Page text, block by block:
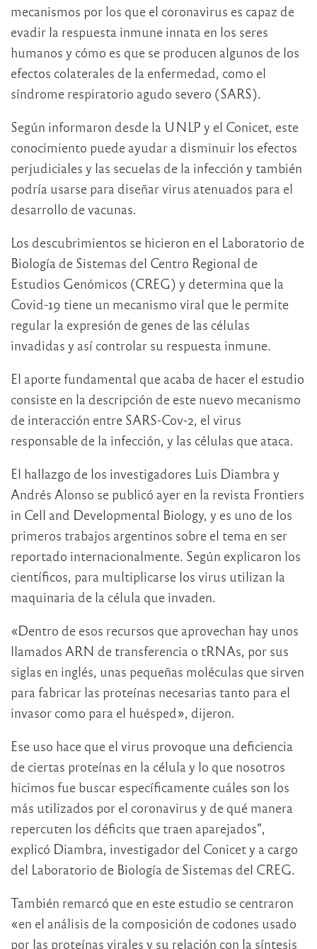
mecanismos por los que el coronavirus es capaz de
evadir la respuesta inmune innata en los seres
humanos y cómo es que se producen algunos de los
efectos colaterales de la enfermedad, como el
síndrome respiratorio agudo severo (SARS).
Según informaron desde la UNLP y el Conicet, este
conocimiento puede ayudar a disminuir los efectos
perjudiciales y las secuelas de la infección y también
podría usarse para diseñar virus atenuados para el
desarrollo de vacunas.
Los descubrimientos se hicieron en el Laboratorio de
Biología de Sistemas del Centro Regional de
Estudios Genómicos (CREG) y determina que la
Covid-19 tiene un mecanismo viral que le permite
regular la expresión de genes de las células
invadidas y así controlar su respuesta inmune.
El aporte fundamental que acaba de hacer el estudio
consiste en la descripción de este nuevo mecanismo
de interacción entre SARS-Cov-2, el virus
responsable de la infección, y las células que ataca.
El hallazgo de los investigadores Luis Diambra y
Andrés Alonso se publicó ayer en la revista Frontiers
in Cell and Developmental Biology, y es uno de los
primeros trabajos argentinos sobre el tema en ser
reportado internacionalmente. Según explicaron los
científicos, para multiplicarse los virus utilizan la
maquinaria de la célula que invaden.
«Dentro de esos recursos que aprovechan hay unos
llamados ARN de transferencia o tRNAs, por sus
siglas en inglés, unas pequeñas moléculas que sirven
para fabricar las proteínas necesarias tanto para el
invasor como para el huésped», dijeron.
Ese uso hace que el virus provoque una deficiencia
de ciertas proteínas en la célula y lo que nosotros
hicimos fue buscar específicamente cuáles son los
más utilizados por el coronavirus y de qué manera
repercuten los déficits que traen aparejados”,
explicó Diambra, investigador del Conicet y a cargo
del Laboratorio de Biología de Sistemas del CREG.
También remarcó que en este estudio se centraron
«en el análisis de la composición de codones usado
por las proteínas virales y su relación con la síntesis